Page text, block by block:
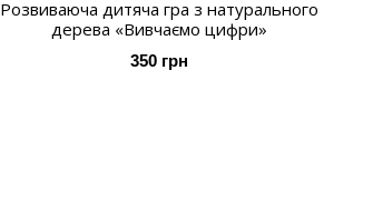
Розвиваюча дитяча гра з натурального
дерева «Вивчаємо цифри»
350 грн